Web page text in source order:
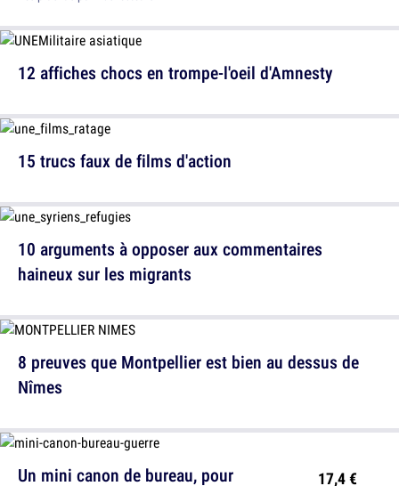
12 affiches chocs en trompe-l'oeil d'Amnesty
10 arguments à opposer aux commentaires
haineux sur les migrants
Un mini canon de bureau, pour
17,4 €
15 trucs faux de films d'action
8 preuves que Montpellier est bien au dessus de
Nîmes